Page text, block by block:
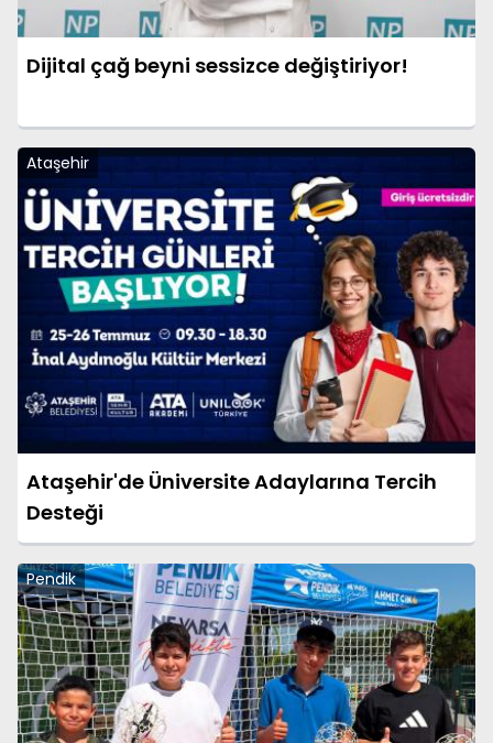
Dijital çağ beyni sessizce değiştiriyor!
Ataşehir
Ataşehir'de Üniversite Adaylarına Tercih
Desteği
Pendik